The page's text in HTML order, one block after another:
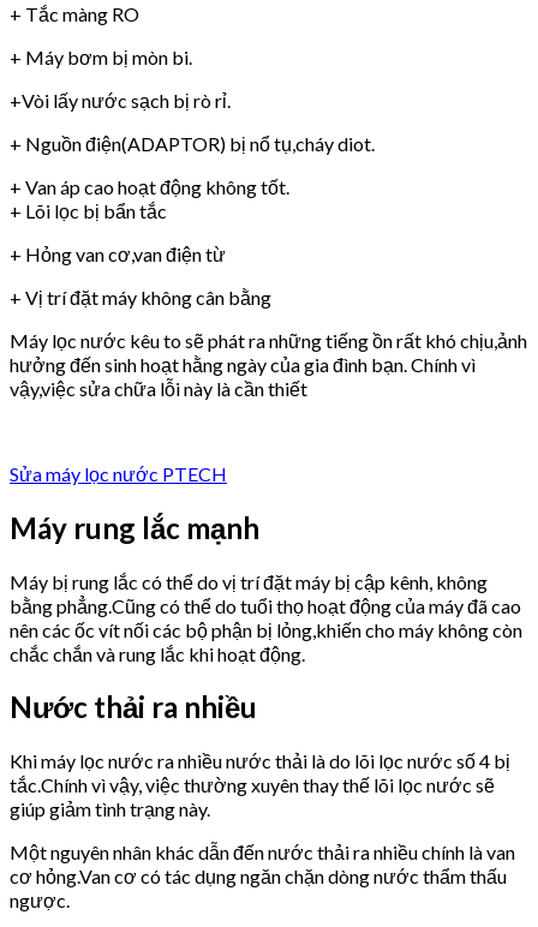
+ Tắc màng RO
+ Máy bơm bị mòn bi.
+Vòi lấy nước sạch bị rò rỉ.
+ Nguồn điện(ADAPTOR) bị nổ tụ,cháy diot.
+ Van áp cao hoạt động không tốt.
+ Lõi lọc bị bẩn tắc
+ Hỏng van cơ,van điện từ
+ Vị trí đặt máy không cân bằng
Máy lọc nước kêu to sẽ phát ra những tiếng ồn rất khó chịu,ảnh
hưởng đến sinh hoạt hằng ngày của gia đình bạn. Chính vì
vậy,việc sửa chữa lỗi này là cần thiết
Sửa máy lọc nước PTECH
Máy rung lắc mạnh
Máy bị rung lắc có thể do vị trí đặt máy bị cập kênh, không
bằng phẳng.Cũng có thể do tuổi thọ hoạt động của máy đã cao
nên các ốc vít nối các bộ phận bị lỏng,khiến cho máy không còn
chắc chắn và rung lắc khi hoạt động.
Nước thải ra nhiều
Khi máy lọc nước ra nhiều nước thải là do lõi lọc nước số 4 bị
tắc.Chính vì vậy, việc thường xuyên thay thế lõi lọc nước sẽ
giúp giảm tình trạng này.
Một nguyên nhân khác dẫn đến nước thải ra nhiều chính là van
cơ hỏng.Van cơ có tác dụng ngăn chặn dòng nước thẩm thấu
ngược.